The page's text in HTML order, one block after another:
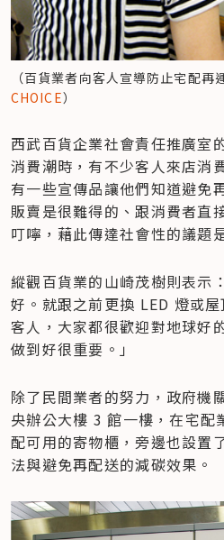
（百貨業者向客人宣導防止宅配再
CHOICE）
西武百貨企業社會責任推廣室
消費潮時，有不少客人來店消
有一些宣傳品讓他們知道避免
販賣是很難得的、跟消費者直
叮嚀，藉此傳達社會性的議題
縱觀百貨業的山崎茂樹則表示
好。就跟之前更換 LED 燈或
客人，大家都很歡迎對地球好
做到好很重要。」
除了民間業者的努力，政府機
央辦公大樓 3 館一樓，在宅配
配可用的寄物櫃，旁邊也設置
法與避免再配送的減碳效果。